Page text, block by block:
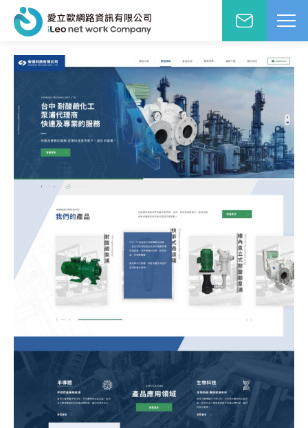
設計報價洽詢
人姓名※
信箱
名稱
網站設計
網路行銷
小學堂
設計案例
設計報價
與費用兼顧的首選
架站低成本
式銷售頁
設計服務
旅宿網站設計